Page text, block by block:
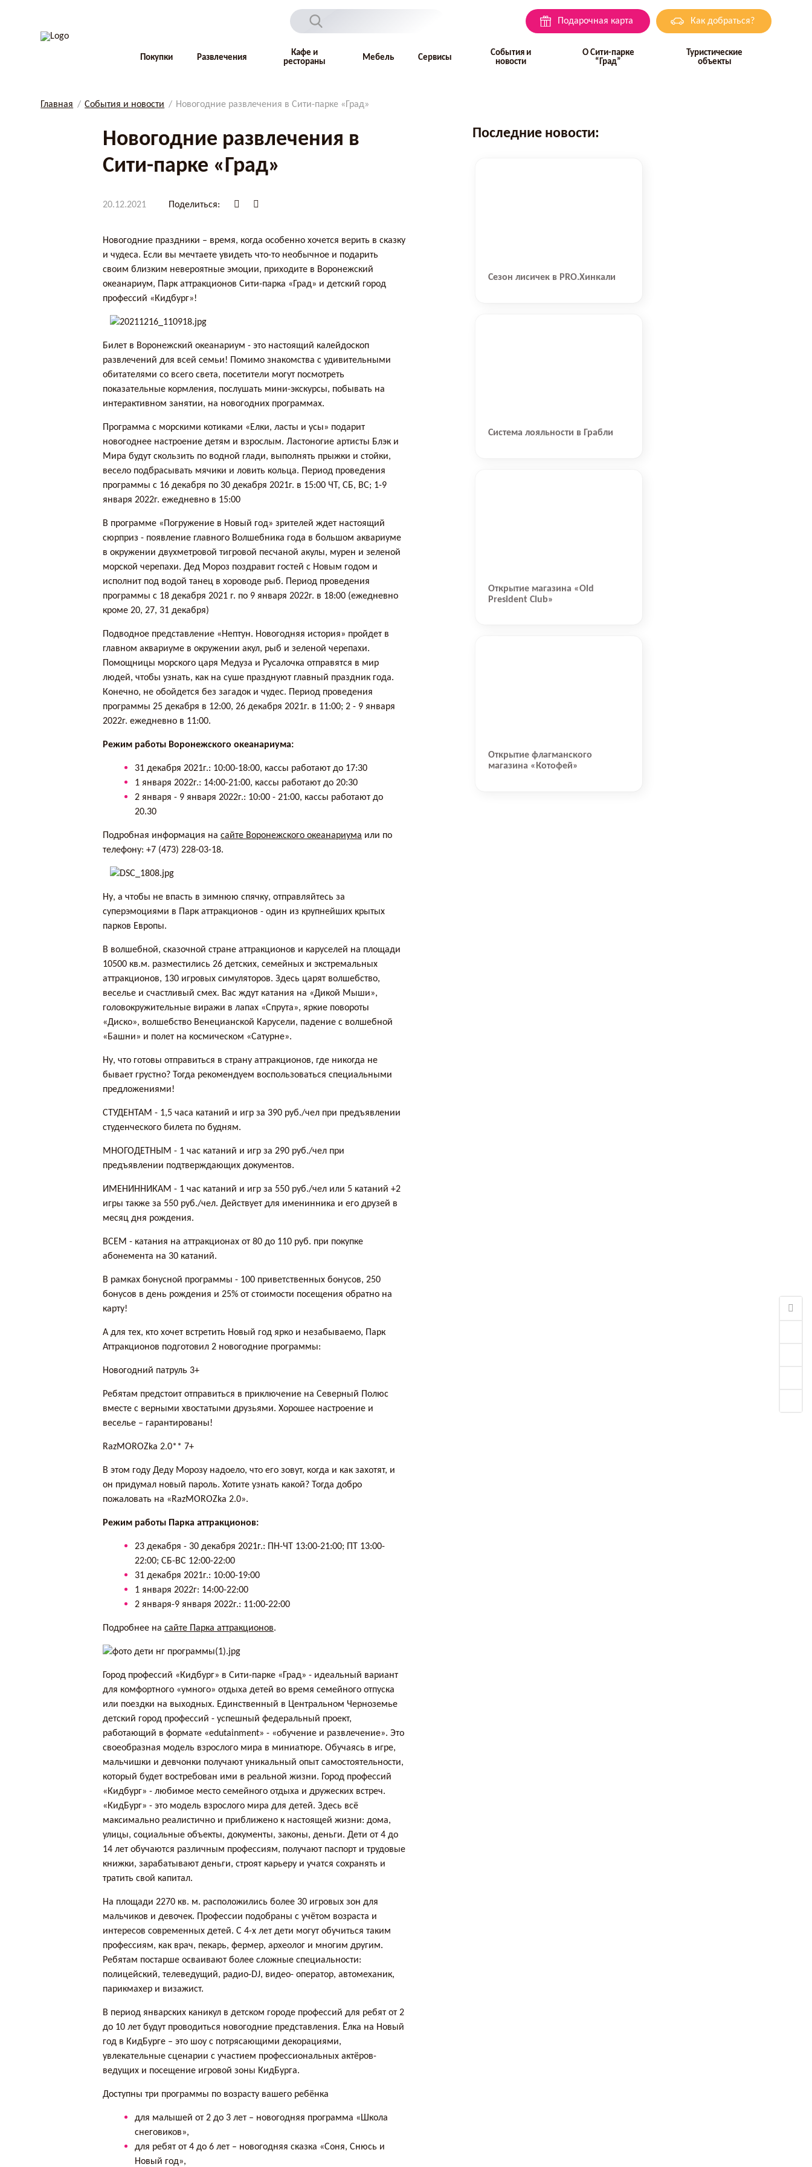
Подарочная карта Как добраться?
Покупки Развлечения
Кафе и
рестораны
Мебель Сервисы
События и
новости
О Сити-парке
“Град”
Туристические
объекты
Главная События и новости Новогодние развлечения в Сити-парке «Град»
Новогодние развлечения в
Сити-парке «Град»
20.12.2021 Поделиться:
Новогодние праздники – время, когда особенно хочется верить в сказку
и чудеса. Если вы мечтаете увидеть что-то необычное и подарить
своим близким невероятные эмоции, приходите в Воронежский
океанариум, Парк аттракционов Сити-парка «Град» и детский город
профессий «Кидбург»!
Билет в Воронежский океанариум - это настоящий калейдоскоп
развлечений для всей семьи! Помимо знакомства с удивительными
обитателями со всего света, посетители могут посмотреть
показательные кормления, послушать мини-экскурсы, побывать на
интерактивном занятии, на новогодних программах.
Программа с морскими котиками «Елки, ласты и усы» подарит
новогоднее настроение детям и взрослым. Ластоногие артисты Блэк и
Мира будут скользить по водной глади, выполнять прыжки и стойки,
весело подбрасывать мячики и ловить кольца. Период проведения
программы с 16 декабря по 30 декабря 2021г. в 15:00 ЧТ, СБ, ВС; 1-9
января 2022г. ежедневно в 15:00
В программе «Погружение в Новый год» зрителей ждет настоящий
сюрприз - появление главного Волшебника года в большом аквариуме
в окружении двухметровой тигровой песчаной акулы, мурен и зеленой
морской черепахи. Дед Мороз поздравит гостей с Новым годом и
исполнит под водой танец в хороводе рыб. Период проведения
программы с 18 декабря 2021 г. по 9 января 2022г. в 18:00 (ежедневно
кроме 20, 27, 31 декабря)
Подводное представление «Нептун. Новогодняя история» пройдет в
главном аквариуме в окружении акул, рыб и зеленой черепахи.
Помощницы морского царя Медуза и Русалочка отправятся в мир
людей, чтобы узнать, как на суше празднуют главный праздник года.
Конечно, не обойдется без загадок и чудес. Период проведения
программы 25 декабря в 12:00, 26 декабря 2021г. в 11:00; 2 - 9 января
2022г. ежедневно в 11:00.
Режим работы Воронежского океанариума:
31 декабря 2021г.: 10:00-18:00, кассы работают до 17:30
1 января 2022г.: 14:00-21:00, кассы работают до 20:30
2 января - 9 января 2022г.: 10:00 - 21:00, кассы работают до
20.30
Подробная информация насайте Воронежского океанариума или по
телефону: +7 (473) 228-03-18.
Ну, а чтобы не впасть в зимнюю спячку, отправляйтесь за
суперэмоциями в Парк аттракционов - один из крупнейших крытых
парков Европы.
В волшебной, сказочной стране аттракционов и каруселей на площади
10500 кв.м. разместились 26 детских, семейных и экстремальных
аттракционов, 130 игровых симуляторов. Здесь царят волшебство,
веселье и счастливый смех. Вас ждут катания на «Дикой Мыши»,
головокружительные виражи в лапах «Спрута», яркие повороты
«Диско», волшебство Венецианской Карусели, падение с волшебной
«Башни» и полет на космическом «Сатурне».
Ну, что готовы отправиться в страну аттракционов, где никогда не
бывает грустно? Тогда рекомендуем воспользоваться специальными
предложениями!
СТУДЕНТАМ - 1,5 часа катаний и игр за 390 руб./чел при предъявлении
студенческого билета по будням.
МНОГОДЕТНЫМ - 1 час катаний и игр за 290 руб./чел при
предъявлении подтверждающих документов.
ИМЕНИННИКАМ - 1 час катаний и игр за 550 руб./чел или 5 катаний +2
игры также за 550 руб./чел. Действует для именинника и его друзей в
месяц дня рождения.
ВСЕМ - катания на аттракционах от 80 до 110 руб. при покупке
абонемента на 30 катаний.
В рамках бонусной программы - 100 приветственных бонусов, 250
бонусов в день рождения и 25% от стоимости посещения обратно на
карту!
А для тех, кто хочет встретить Новый год ярко и незабываемо, Парк
Аттракционов подготовил 2 новогодние программы:
Новогодний патруль 3+
Ребятам предстоит отправиться в приключение на Северный Полюс
вместе с верными хвостатыми друзьями. Хорошее настроение и
веселье – гарантированы!
RazMOROZka 2.0** 7+
В этом году Деду Морозу надоело, что его зовут, когда и как захотят, и
он придумал новый пароль. Хотите узнать какой? Тогда добро
пожаловать на «RazMOROZka 2.0».
Режим работы Парка аттракционов:
23 декабря - 30 декабря 2021г.: ПН-ЧТ 13:00-21:00; ПТ 13:00-
22:00; СБ-ВС 12:00-22:00
31 декабря 2021г.: 10:00-19:00
1 января 2022г: 14:00-22:00
2 января-9 января 2022г.: 11:00-22:00
Подробнее насайте Парка аттракционов.
Город профессий «Кидбург» в Сити-парке «Град» - идеальный вариант
для комфортного «умного» отдыха детей во время семейного отпуска
или поездки на выходных. Единственный в Центральном Черноземье
детский город профессий - успешный федеральный проект,
работающий в формате «edutainment» - «обучение и развлечение». Это
своеобразная модель взрослого мира в миниатюре. Обучаясь в игре,
мальчишки и девчонки получают уникальный опыт самостоятельности,
который будет востребован ими в реальной жизни. Город профессий
«Кидбург» - любимое место семейного отдыха и дружеских встреч.
«КидБург» - это модель взрослого мира для детей. Здесь всё
максимально реалистично и приближено к настоящей жизни: дома,
улицы, социальные объекты, документы, законы, деньги. Дети от 4 до
14 лет обучаются различным профессиям, получают паспорт и трудовые
книжки, зарабатывают деньги, строят карьеру и учатся сохранять и
тратить свой капитал.
На площади 2270 кв. м. расположились более 30 игровых зон для
мальчиков и девочек. Профессии подобраны с учётом возраста и
интересов современных детей. С 4-х лет дети могут обучиться таким
профессиям, как врач, пекарь, фермер, археолог и многим другим.
Ребятам постарше осваивают более сложные специальности:
полицейский, телеведущий, радио-DJ, видео- оператор, автомеханик,
парикмахер и визажист.
В период январских каникул в детском городе профессий для ребят от 2
до 10 лет будут проводиться новогодние представления. Ёлка на Новый
год в КидБурге – это шоу с потрясающими декорациями,
увлекательные сценарии с участием профессиональных актёров-
ведущих и посещение игровой зоны КидБурга.
Доступны три программы по возрасту вашего ребёнка
для малышей от 2 до 3 лет – новогодняя программа «Школа
снеговиков»,
для ребят от 4 до 6 лет – новогодняя сказка «Соня, Снюсь и
Новый год»,
Последние новости:
Сезон лисичек в PRO.Хинкали
Система лояльности в Грабли
Открытие магазина «Old
President Club»
Открытие флагманского
магазина «Котофей»